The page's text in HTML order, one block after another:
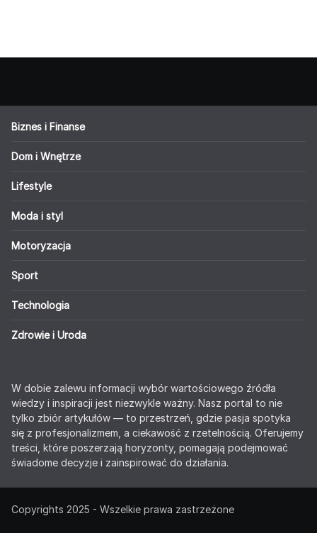
Biznes i Finanse
Dom i Wnętrze
Lifestyle
Moda i styl
Motoryzacja
Sport
Technologia
Zdrowie i Uroda
W dobie zalewu informacji wybór wartościowego źródła
wiedzy i inspiracji jest niezwykle ważny. Nasz portal to nie
tylko zbiór artykułów — to przestrzeń, gdzie pasja spotyka
się z profesjonalizmem, a ciekawość z rzetelnością. Oferujemy
treści, które poszerzają horyzonty, pomagają podejmować
świadome decyzje i zainspirować do działania.
Copyrights 2025 - Wszelkie prawa zastrzeżone